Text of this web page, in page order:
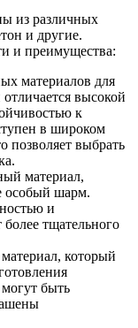
из различных
и другие.
и преимущества:
материалов для
высокой
к
в широком
позволяет выбрать
материал,
особый шарм.
и
более тщательного
который
быть